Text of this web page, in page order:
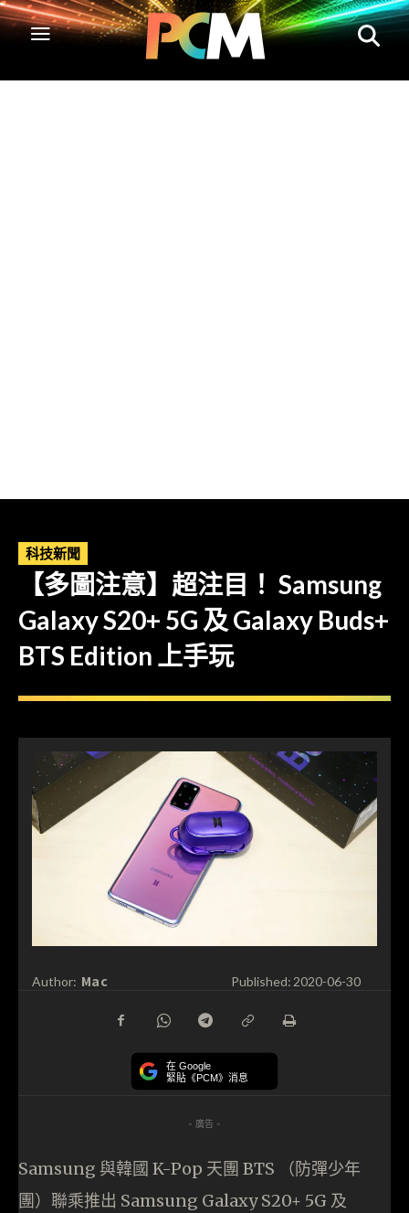
科技新聞
【多圖注意】超注目！ Samsung
Galaxy S20+ 5G 及 Galaxy Buds+
BTS Edition 上手玩
Author: Mac Published: 2020-06-30
在 Google
緊貼《PCM》消息
- 廣告 -
Samsung 與韓國 K-Pop 天團 BTS （防彈少年
團）聯乘推出 Samsung Galaxy S20+ 5G 及